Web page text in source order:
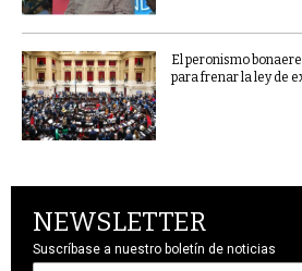
El peronismo
para frenar la ley de
NEWSLETTER
Suscríbase a nuestro boletín de noticias